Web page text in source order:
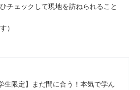
チェックして現地を訪ねられること
）
学生限定】まだ間に合う！本気で学ん